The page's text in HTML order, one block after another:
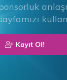
Kayıt Ol!